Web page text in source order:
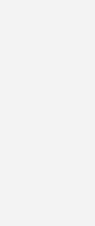
auf
ist essenziell,
in
Wie wichtig war
Partner.
Wir
das hat uns
unsere
die Arbeit